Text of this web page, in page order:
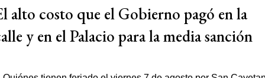
alto costo que el Gobierno pagó en la
y en el Palacio para la media sanción